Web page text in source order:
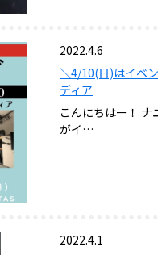
2022.4.6
＼4/10(日)はイベ
ディア
こんにちはー！ ナ
がイ…
2022.4.1